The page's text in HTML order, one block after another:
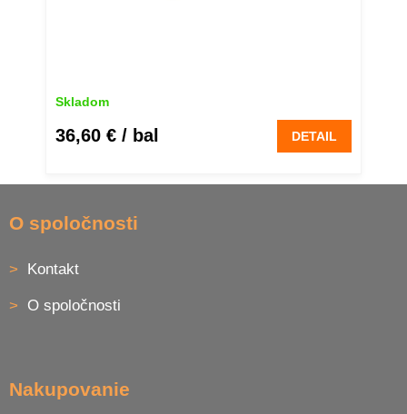
Skladom
36,60 € / bal DETAIL
O spoločnosti
Kontakt
O spoločnosti
Nakupovanie